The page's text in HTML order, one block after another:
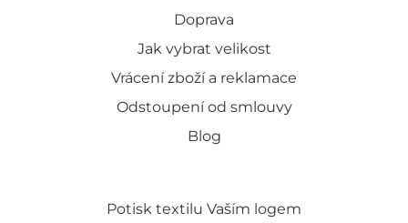
Doprava
Jak vybrat velikost
Vrácení zboží a reklamace
Odstoupení od smlouvy
Blog
Potisk textilu Vaším logem